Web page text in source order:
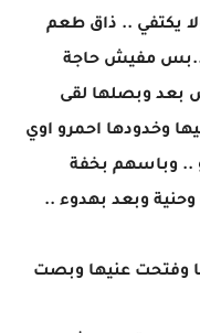
يكتفي .. ذاق طعم
..بس مفيش حاجة
بعد وبصلها لقى
وخدودها احمرو اوي
.. وباسهم بخفة
وبعد بهدوء ..
عنيها وبصت